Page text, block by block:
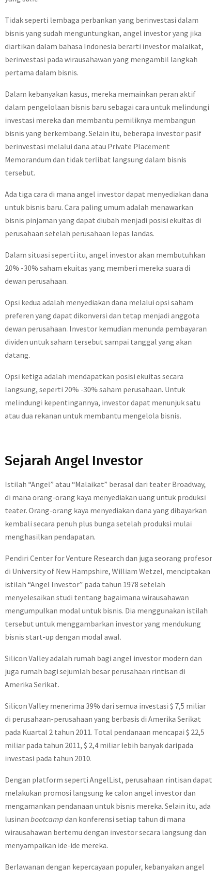
Tidak seperti lembaga perbankan yang berinvestasi dalam
bisnis yang sudah menguntungkan, angel investor yang jika
diartikan dalam bahasa Indonesia berarti investor malaikat,
berinvestasi pada wirausahawan yang mengambil langkah
pertama dalam bisnis.
Dalam kebanyakan kasus, mereka memainkan peran aktif
dalam pengelolaan bisnis baru sebagai cara untuk melindungi
investasi mereka dan membantu pemiliknya membangun
bisnis yang berkembang. Selain itu, beberapa investor pasif
berinvestasi melalui dana atau Private Placement
Memorandum dan tidak terlibat langsung dalam bisnis
tersebut.
Ada tiga cara di mana angel investor dapat menyediakan dana
untuk bisnis baru. Cara paling umum adalah menawarkan
bisnis pinjaman yang dapat diubah menjadi posisi ekuitas di
perusahaan setelah perusahaan lepas landas.
Dalam situasi seperti itu, angel investor akan membutuhkan
20% -30% saham ekuitas yang memberi mereka suara di
dewan perusahaan.
Opsi kedua adalah menyediakan dana melalui opsi saham
preferen yang dapat dikonversi dan tetap menjadi anggota
dewan perusahaan. Investor kemudian menunda pembayaran
dividen untuk saham tersebut sampai tanggal yang akan
datang.
Opsi ketiga adalah mendapatkan posisi ekuitas secara
langsung, seperti 20% -30% saham perusahaan. Untuk
melindungi kepentingannya, investor dapat menunjuk satu
atau dua rekanan untuk membantu mengelola bisnis.
Sejarah Angel Investor
Istilah “Angel” atau “Malaikat” berasal dari teater Broadway,
di mana orang-orang kaya menyediakan uang untuk produksi
teater. Orang-orang kaya menyediakan dana yang dibayarkan
kembali secara penuh plus bunga setelah produksi mulai
menghasilkan pendapatan.
Pendiri Center for Venture Research dan juga seorang profesor
di University of New Hampshire, William Wetzel, menciptakan
istilah “Angel Investor” pada tahun 1978 setelah
menyelesaikan studi tentang bagaimana wirausahawan
mengumpulkan modal untuk bisnis. Dia menggunakan istilah
tersebut untuk menggambarkan investor yang mendukung
bisnis start-up dengan modal awal.
Silicon Valley adalah rumah bagi angel investor modern dan
juga rumah bagi sejumlah besar perusahaan rintisan di
Amerika Serikat.
Silicon Valley menerima 39% dari semua investasi $ 7,5 miliar
di perusahaan-perusahaan yang berbasis di Amerika Serikat
pada Kuartal 2 tahun 2011. Total pendanaan mencapai $ 22,5
miliar pada tahun 2011, $ 2,4 miliar lebih banyak daripada
investasi pada tahun 2010.
Dengan platform seperti AngelList, perusahaan rintisan dapat
melakukan promosi langsung ke calon angel investor dan
mengamankan pendanaan untuk bisnis mereka. Selain itu, ada
lusinan bootcamp dan konferensi setiap tahun di mana
wirausahawan bertemu dengan investor secara langsung dan
menyampaikan ide-ide mereka.
Berlawanan dengan kepercayaan populer, kebanyakan angel